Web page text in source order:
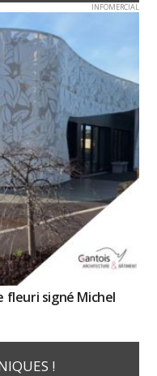
INFOMERCIAL
fleuri signé Michel
!